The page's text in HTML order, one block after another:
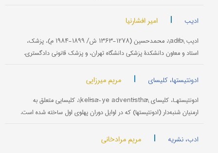
ادیب | امیر افشارنیا
ادیب \adīb\، محمدحسین (۱۲۷۸-۱۳۶۳ ش/ ۱۸۹۹-۱۹۸۴ م)، پزشک،
استاد و معاون دانشکدۀ پزشکی دانشگاه تهران، و پزشک قانونی دادگستری.
ادونتیستها، کلیسای | مریم میرزایی
ادونتیستهـا، کلیسای \kelīsā-ye adventīsthā\، کلیسایی متعلق به
ارمنیان شنبه‌دار (ادونتیستها) که در اوایل دوران پهلوی اول ساخته شده است.
ادب، نشریه | مریم مرادخانی